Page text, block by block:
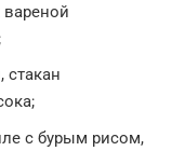
вареной
стакан
с бурым рисом,